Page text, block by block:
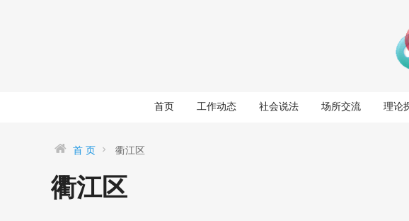
首页 工作动态 社会说法 场所交流 理论
首 页 衢江区
衢江区